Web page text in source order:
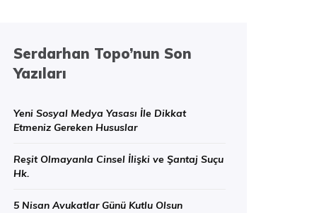
Serdarhan Topo’nun Son
Yazıları
Yeni Sosyal Medya Yasası İle Dikkat
Etmeniz Gereken Hususlar
Reşit Olmayanla Cinsel İlişki ve Şantaj Suçu
Hk.
5 Nisan Avukatlar Günü Kutlu Olsun